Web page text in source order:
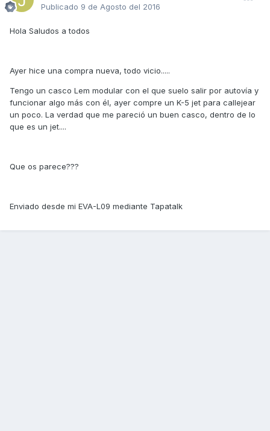
Publicado 9 de Agosto del 2016
Hola Saludos a todos
Ayer hice una compra nueva, todo vicio.....
Tengo un casco Lem modular con el que suelo salir por autovía y
funcionar algo más con él, ayer compre un K-5 jet para callejear
un poco. La verdad que me pareció un buen casco, dentro de lo
que es un jet....
Que os parece???
Enviado desde mi EVA-L09 mediante Tapatalk